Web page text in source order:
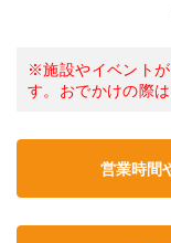
※施設やイベント
す。おでかけの際
営業時間